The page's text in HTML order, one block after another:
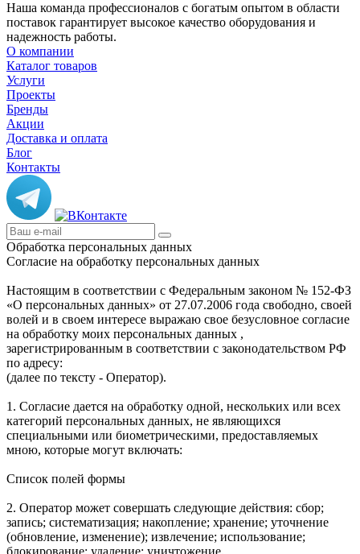
Наша команда профессионалов с богатым опытом в области
поставок гарантирует высокое качество оборудования и
надежность работы.
О компании
Каталог товаров
Услуги
Проекты
Бренды
Акции
Доставка и оплата
Блог
Контакты
Обработка персональных данных
Согласие на обработку персональных данных
Настоящим в соответствии с Федеральным законом № 152-ФЗ
«О персональных данных» от 27.07.2006 года свободно, своей
волей и в своем интересе выражаю свое безусловное согласие
на обработку моих персональных данных ,
зарегистрированным в соответствии с законодательством РФ
по адресу:
(далее по тексту - Оператор).
1. Согласие дается на обработку одной, нескольких или всех
категорий персональных данных, не являющихся
специальными или биометрическими, предоставляемых
мною, которые могут включать:
Список полей формы
2. Оператор может совершать следующие действия: сбор;
запись; систематизация; накопление; хранение; уточнение
(обновление, изменение); извлечение; использование;